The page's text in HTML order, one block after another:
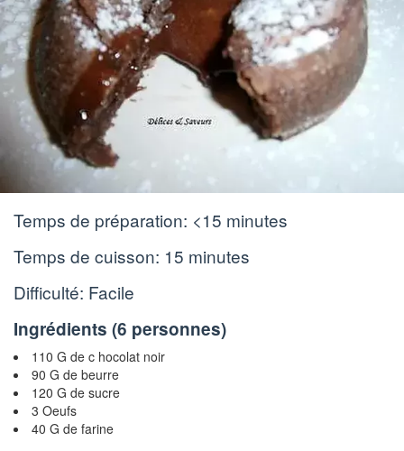
Temps de préparation: <15 minutes
Temps de cuisson: 15 minutes
Difficulté: Facile
Ingrédients (6 personnes)
110 G de c hocolat noir
90 G de beurre
120 G de sucre
3 Oeufs
40 G de farine